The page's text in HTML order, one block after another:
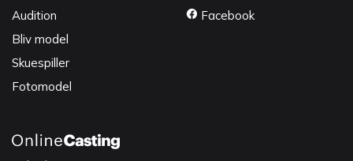
Audition
Bliv model
Skuespiller
Fotomodel
Facebook